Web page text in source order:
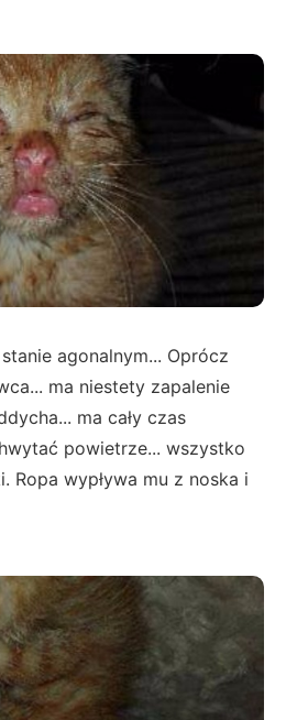
agonalnym... Oprócz
ma niestety zapalenie
ma cały czas
powietrze... wszystko
Ropa wypływa mu z noska i